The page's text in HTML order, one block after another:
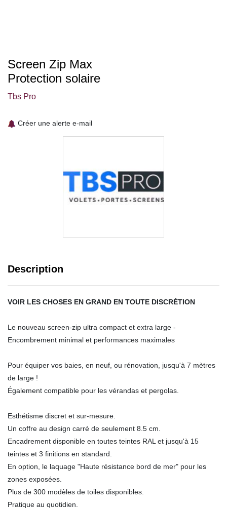
Screen Zip Max
Protection solaire
Tbs Pro
Créer une alerte e-mail
Description
VOIR LES CHOSES EN GRAND EN TOUTE DISCRÉTION
Le nouveau screen-zip ultra compact et extra large -
Encombrement minimal et performances maximales
Pour équiper vos baies, en neuf, ou rénovation, jusqu'à 7 mètres
de large !
Également compatible pour les vérandas et pergolas.
Esthétisme discret et sur-mesure.
Un coffre au design carré de seulement 8.5 cm.
Encadrement disponible en toutes teintes RAL et jusqu'à 15
teintes et 3 finitions en standard.
En option, le laquage "Haute résistance bord de mer" pour les
zones exposées.
Plus de 300 modèles de toiles disponibles.
Pratique au quotidien.